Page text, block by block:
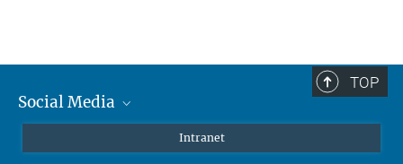
TOP
Social Media
Intranet